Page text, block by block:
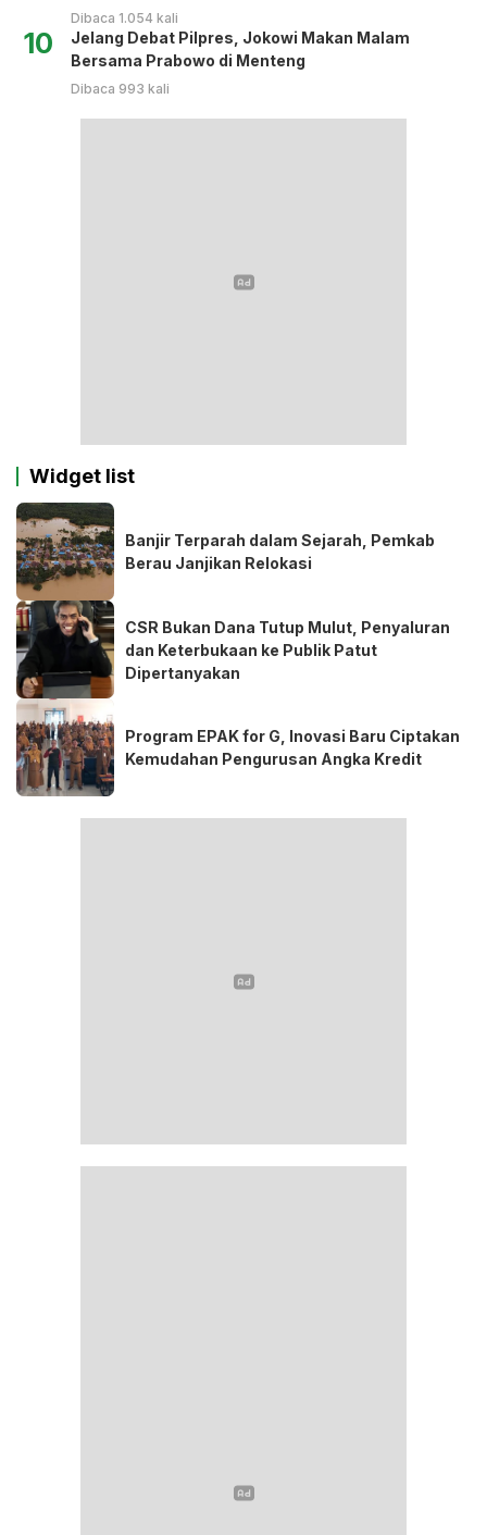
Dibaca 1.054 kali
10
Jelang Debat Pilpres, Jokowi Makan Malam
Bersama Prabowo di Menteng
Dibaca 993 kali
Widget list
Banjir Terparah dalam Sejarah, Pemkab
Berau Janjikan Relokasi
CSR Bukan Dana Tutup Mulut, Penyaluran
dan Keterbukaan ke Publik Patut
Dipertanyakan
Program EPAK for G, Inovasi Baru Ciptakan
Kemudahan Pengurusan Angka Kredit